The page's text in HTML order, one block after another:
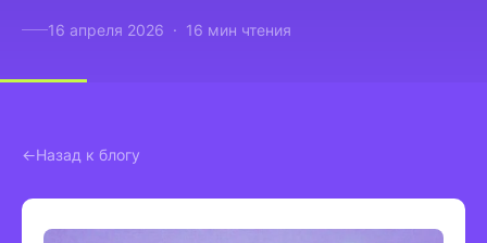
16 апреля 2026 · 16 мин чтения
Назад к блогу